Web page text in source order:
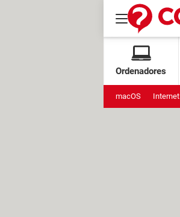
Ordenadores
macOS Internet